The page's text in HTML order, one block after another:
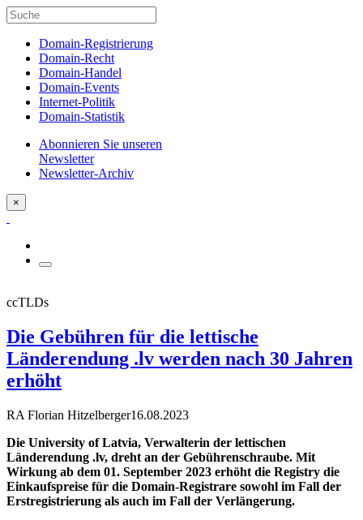
Domain-Registrierung
Domain-Recht
Domain-Handel
Domain-Events
Internet-Politik
Domain-Statistik
Abonnieren Sie unseren
Newsletter
Newsletter-Archiv
×
ccTLDs
Die Gebühren für die lettische
Länderendung .lv werden nach 30 Jahren
erhöht
RA Florian Hitzelberger16.08.2023
Die University of Latvia, Verwalterin der lettischen
Länderendung .lv, dreht an der Gebührenschraube. Mit
Wirkung ab dem 01. September 2023 erhöht die Registry die
Einkaufspreise für die Domain-Registrare sowohl im Fall der
Erstregistrierung als auch im Fall der Verlängerung.